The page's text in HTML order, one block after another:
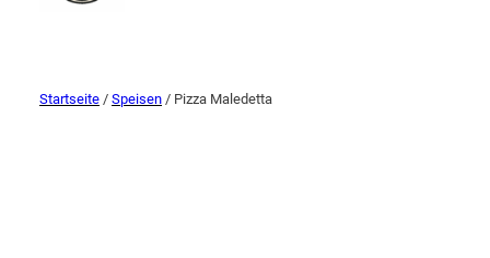
Startseite / Speisen / Pizza Maledetta